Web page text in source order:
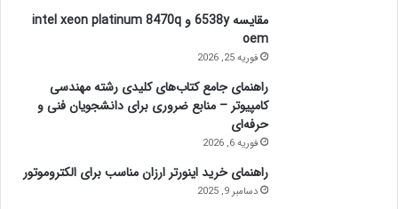
مقایسه 6538y و intel xeon platinum 8470q
oem
فوریه 25, 2026
راهنمای جامع کتاب‌های کلیدی رشته مهندسی
کامپیوتر – منابع ضروری برای دانشجویان فنی و
حرفه‌ای
فوریه 6, 2026
راهنمای خرید اینورتر ارزان مناسب برای الکتروموتور
دسامبر 9, 2025